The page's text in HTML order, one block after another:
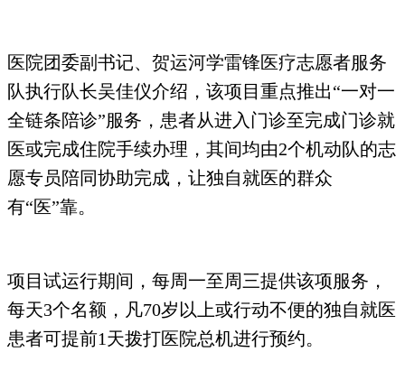
医院团委副书记、贺运河学雷锋医疗志愿者服务
队执行队长吴佳仪介绍，该项目重点推出“一对一
全链条陪诊”服务，患者从进入门诊至完成门诊就
医或完成住院手续办理，其间均由2个机动队的志
愿专员陪同协助完成，让独自就医的群众
有“医”靠。
项目试运行期间，每周一至周三提供该项服务，
每天3个名额，凡70岁以上或行动不便的独自就医
患者可提前1天拨打医院总机进行预约。